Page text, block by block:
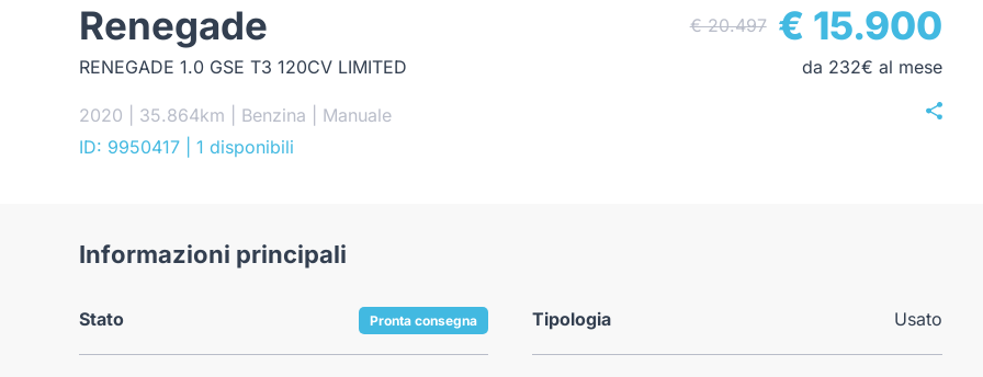
Renegade
RENEGADE 1.0 GSE T3 120CV LIMITED
2020 | 35.864km | Benzina | Manuale
ID: 9950417
| 1 disponibili
€ 20.497 € 15.900
da 232€ al mese
Informazioni principali
Stato Pronta consegna Tipologia Usato